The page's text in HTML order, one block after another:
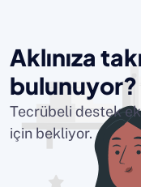
Aklınıza
bulunuyor?
Tecrübeli destek
için bekliyor.